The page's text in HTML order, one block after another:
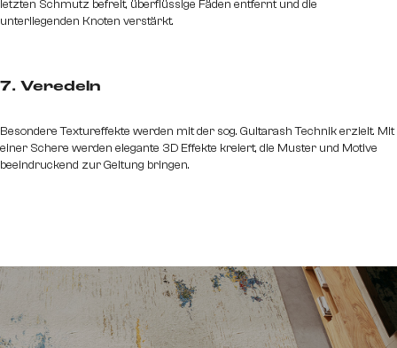
letzten Schmutz befreit, überflüssige Fäden entfernt und die
unterliegenden Knoten verstärkt.
7. Veredeln
Besondere Textureffekte werden mit der sog. Gultarash Technik erzielt. Mit
einer Schere werden elegante 3D Effekte kreiert, die Muster und Motive
beeindruckend zur Geltung bringen.